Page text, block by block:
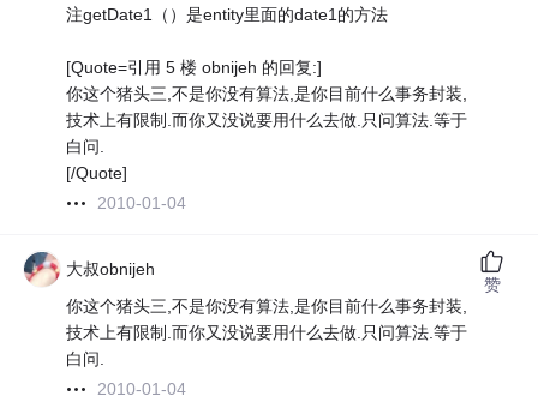
注getDate1（）是entity里面的date1的方法
[Quote=引用 5 楼 obnijeh 的回复:]
你这个猪头三,不是你没有算法,是你目前什么事务封装,
技术上有限制.而你又没说要用什么去做.只问算法.等于
白问.
[/Quote]
2010-01-04
大叔obnijeh
你这个猪头三,不是你没有算法,是你目前什么事务封装,
技术上有限制.而你又没说要用什么去做.只问算法.等于
白问.
2010-01-04
赞